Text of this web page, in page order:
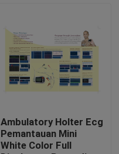
Ambulatory Holter Ecg
Pemantauan Mini
White Color Full